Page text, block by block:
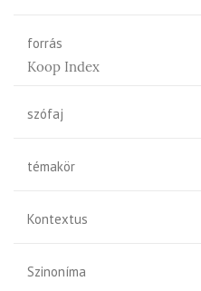
forrás
Koop Index
szófaj
témakör
Kontextus
Szinoníma